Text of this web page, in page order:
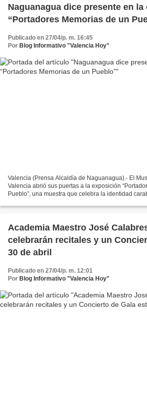
Naguanagua dice presente en
“Portadores Memorias de un
Publicado en 27/04/p. m. 16:45
Por Blog Informativo "Valencia Hoy"
Valencia (Prensa Alcaldía de Naguanagua).- El
Valencia abrió sus puertas a la exposición
Pueblo”, una muestra que celebra la identidad
Academia Maestro José
celebrarán recitales y un
30 de abril
Publicado en 27/04/p. m. 12:01
Por Blog Informativo "Valencia Hoy"